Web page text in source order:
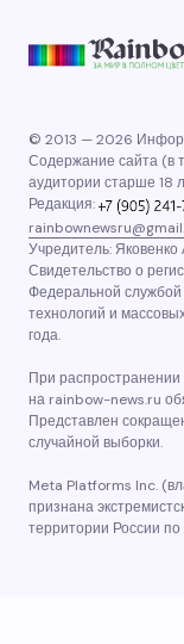
© 2013 — 2026
Содержание сайта (в
аудитории старше 18
Редакция:
Учредитель:
Свидетельство о
Федеральной
технологий и
года.
При
на rainbow-news.ru
Представлен
случайной выборки.
Meta Platforms Inc.
признана
территории России